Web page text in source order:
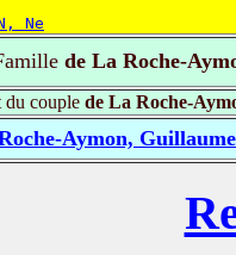
Ne
de La Roche-
du couple de La Roche-
Aymon, Guillaume